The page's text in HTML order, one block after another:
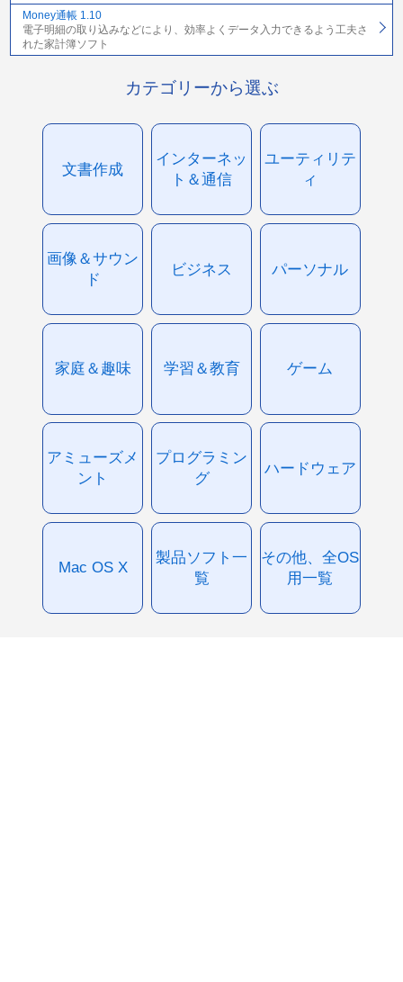
Money通帳 1.10
電子明細の取り込みなどにより、効率よくデータ入力できるよう工夫さ
れた家計簿ソフト
カテゴリーから選ぶ
文書作成
インターネッ
ト＆通信
ユーティリテ
ィ
画像＆サウン
ド
ビジネス パーソナル
家庭＆趣味 学習＆教育 ゲーム
アミューズメ
ント
プログラミン
グ
ハードウェア
Mac OS X
製品ソフト一
覧
その他、全OS
用一覧